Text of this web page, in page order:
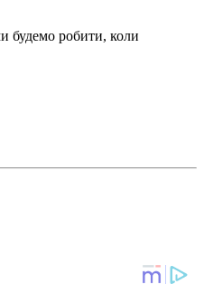
будемо робити, коли